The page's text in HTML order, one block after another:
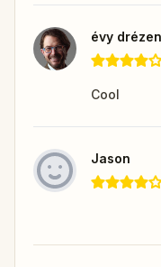
évy drézen
Cool
Jason